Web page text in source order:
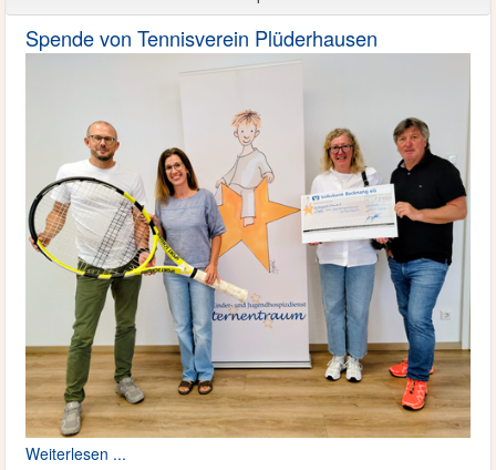
Spende von Tennisverein Plüderhausen
Weiterlesen ...